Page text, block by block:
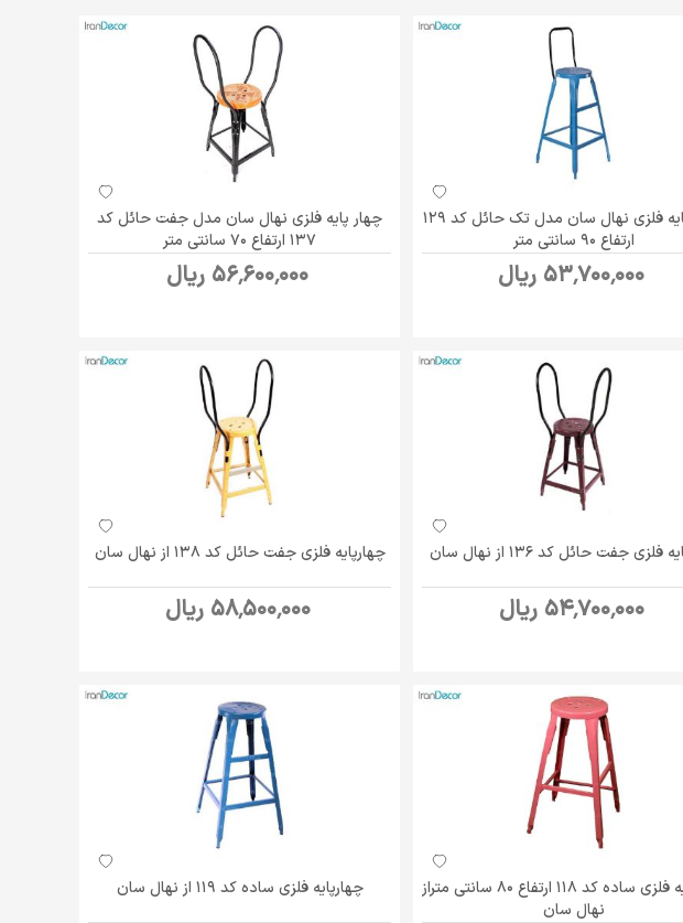
چهار پایه فلزی نهال سان مدل تک حائل کد 129
ارتفاع 90 سانتی متر
53٬700٬000 ریال
چهار پایه فلزی نهال سان مدل جفت حائل کد
137 ارتفاع 70 سانتی متر
56٬600٬000 ریال
فلزی جفت حائل کد 136 از نهال سان
54٬700٬000 ریال
چهارپایه فلزی جفت حائل کد 138 از نهال سان
58٬500٬000 ریال
چهارپایه فلزی ساده کد 118 ارتفاع 80 سانتی متراز
نهال سان
چهارپایه فلزی ساده کد 119 از نهال سان